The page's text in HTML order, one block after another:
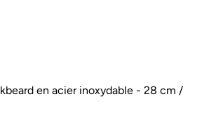
en acier inoxydable - 28 cm /